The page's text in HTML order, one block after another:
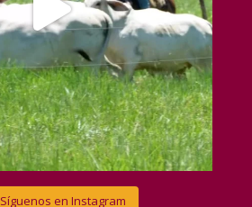
Síguenos en Instagram